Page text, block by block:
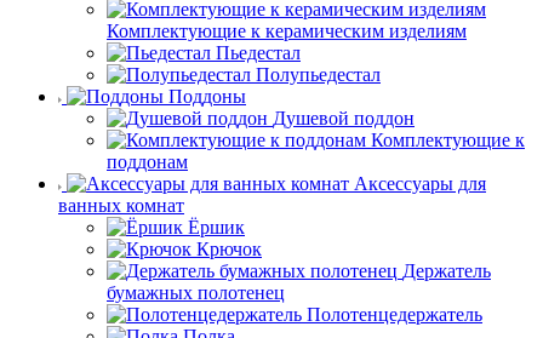
Комплектующие к керамическим изделиям
Пьедестал
Полупьедестал
Поддоны
Душевой поддон
Комплектующие к
поддонам
Аксессуары для
ванных комнат
Ёршик
Крючок
Держатель
бумажных полотенец
Полотенцедержатель